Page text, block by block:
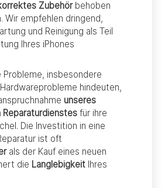
Zubehörbehoben
Wir empfehlen dringend,
und Reinigung als Teil
Ihres iPhones
Probleme, insbesondere
hindeuten,
unseres
für ihre
Die Investition in eine
ist oft
als der Kauf eines neuen
die Langlebigkeit Ihres